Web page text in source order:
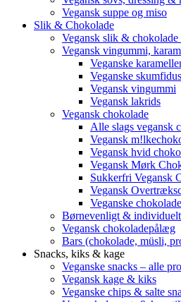
Vegansk suppe og miso
Slik & Chokolade
Vegansk slik &
Vegansk vingummi,
Veganske
Veganske
Vegansk vingummi
Vegansk lakrids
Vegansk chokolade
Alle slags vegansk
Vegansk
Vegansk hvid
Vegansk Mørk
Sukkerfri Vegansk
Vegansk
Veganske
Børnevenligt &
Vegansk chokoladepålæg
Bars (chokolade, müsli,
Snacks, kiks & kage
Veganske snacks – alle
Vegansk kage & kiks
Veganske chips & salte